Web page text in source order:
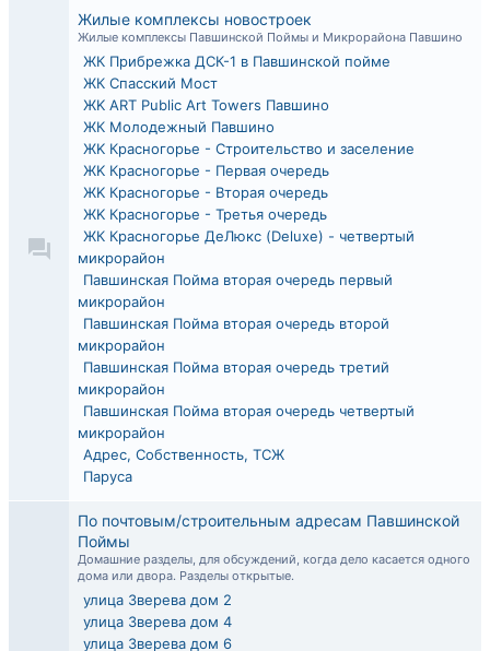
Жилые комплексы новостроек
Жилые комплексы Павшинской Поймы и Микрорайона Павшино
ЖК Прибрежка ДСК-1 в Павшинской пойме
ЖК Спасский Мост
ЖK ART Public Art Towers Павшино
ЖК Молодежный Павшино
ЖK Красногорье - Строительство и заселение
ЖK Красногорье - Первая очередь
ЖK Красногорье - Вторая очередь
ЖK Красногорье - Третья очередь
ЖК Красногорье ДеЛюкс (Deluxe) - четвертый
микрорайон
Павшинская Пойма вторая очередь первый
микрорайон
Павшинская Пойма вторая очередь второй
микрорайон
Павшинская Пойма вторая очередь третий
микрорайон
Павшинская Пойма вторая очередь четвертый
микрорайон
Адрес, Собственность, ТСЖ
Паруса
По почтовым/строительным адресам Павшинской
Поймы
Домашние разделы, для обсуждений, когда дело касается одного
дома или двора. Разделы открытые.
улица Зверева дом 2
улица Зверева дом 4
улица Зверева дом 6